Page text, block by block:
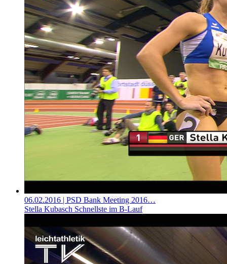
06.02.2016 | PSD Bank Meeting 2016…
Stella Kubasch Schnellste im B-Lauf